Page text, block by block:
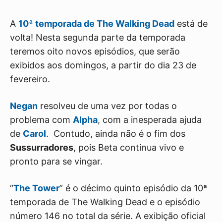
A 10ª temporada de The Walking Dead está de
volta! Nesta segunda parte da temporada
teremos oito novos episódios, que serão
exibidos aos domingos, a partir do dia 23 de
fevereiro.
Negan resolveu de uma vez por todas o
problema com Alpha, com a inesperada ajuda
de Carol. Contudo, ainda não é o fim dos
Sussurradores, pois Beta continua vivo e
pronto para se vingar.
“The Tower” é o décimo quinto episódio da 10ª
temporada de The Walking Dead e o episódio
número 146 no total da série. A exibição oficial